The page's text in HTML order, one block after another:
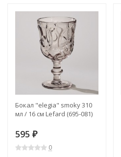
Бокал "elegia" smoky 310
мл / 16 см Lefard (695-081)
595 ₽
0